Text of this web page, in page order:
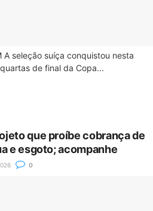
A seleção suíça conquistou nesta
de final da Copa...
que proíbe cobrança de
e esgoto; acompanhe
0